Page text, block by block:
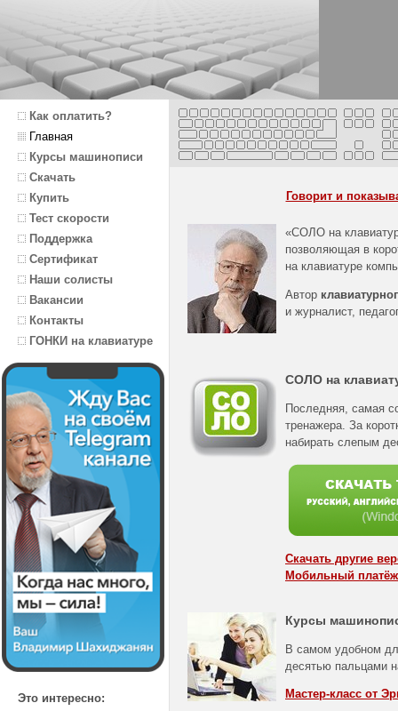
Как оплатить?
Главная
Курсы машинописи
Скачать
Купить
Тест скорости
Поддержка
Сертификат
Наши солисты
Вакансии
Контакты
ГОНКИ на клавиатуре
Это интересно:
Говорит и
«СОЛО на
позволяющая в
на клавиатуре
Автор
и журналист,
СОЛО на
Последняя, самая
тренажера. За
набирать слепым
Скачать другие
Мобильный платёж
Курсы
В самом удобном
десятью пальцами
Мастер-класс от